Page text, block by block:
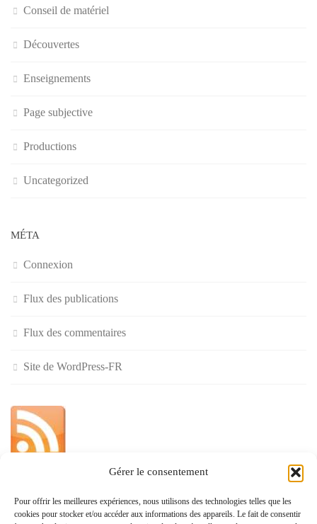
Gérer le consentement
Pour offrir les meilleures expériences, nous utilisons des technologies telles que les
cookies pour stocker et/ou accéder aux informations des appareils. Le fait de consentir
Conseil de matériel
Découvertes
Enseignements
Page subjective
Productions
Uncategorized
MÉTA
Connexion
Flux des publications
Flux des commentaires
Site de WordPress-FR
»
Politique de confidentialité